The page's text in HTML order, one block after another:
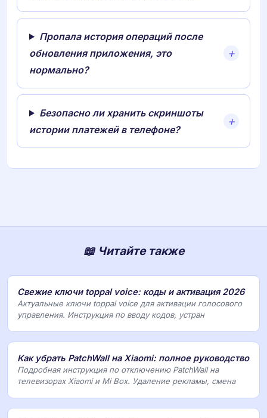
Пропала история операций после
обновления приложения, это
нормально?
Безопасно ли хранить скриншоты
истории платежей в телефоне?
📖 Читайте также
Свежие ключи toppal voice: коды и активация 2026
Актуальные ключи toppal voice для активации голосового
управления. Инструкция по вводу кодов, устран
Как убрать PatchWall на Xiaomi: полное руководство
Подробная инструкция по отключению PatchWall на
телевизорах Xiaomi и Mi Box. Удаление рекламы, смена